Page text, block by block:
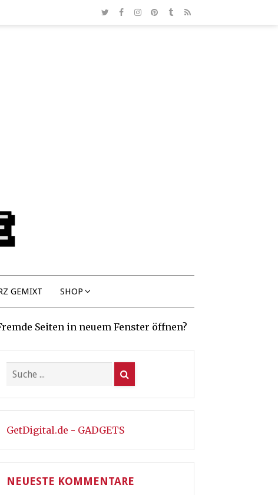
GEMIXT SHOP
Seiten in neuem Fenster öffnen?
GetDigital.de - GADGETS
NEUESTE KOMMENTARE